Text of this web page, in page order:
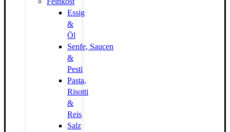
Essig
&
Öl
Senfe, Saucen
&
Pesti
Pasta,
Risotti
&
Reis
Salz